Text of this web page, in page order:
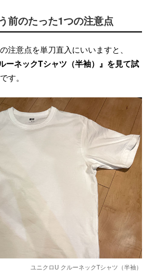
前のたった1つの注意点
注意点を単刀直入にいいますと、
ーネックTシャツ（半袖）』を見て試
す。
ユニクロU クルーネックTシャツ（半袖）